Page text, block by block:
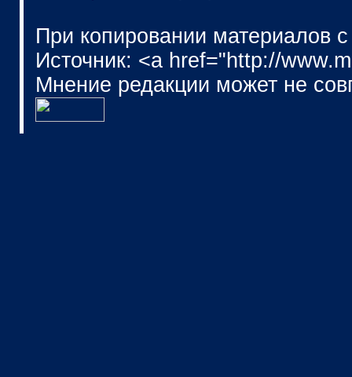
При копировании материалов
Источник: <a href="http://
Мнение редакции может не